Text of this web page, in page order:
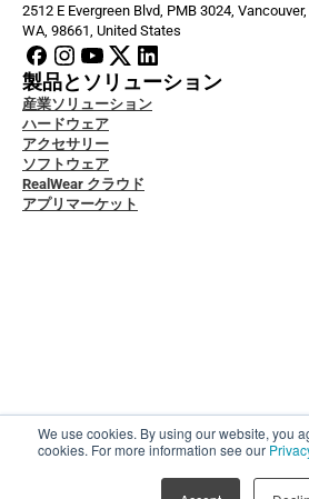
We use cookies. By using our website, you
cookies. For more information see our
2512 E Evergreen Blvd, PMB 3024, Vancouver,
WA, 98661, United States
製品とソリューション
産業ソリューション
ハードウェア
アクセサリー
ソフトウェア
RealWear クラウド
アプリマーケット
について
について
© リアルウェア株式会社、2024